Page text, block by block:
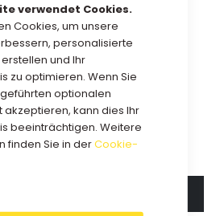
verwendet Cookies.
Cookies, um unsere
personalisierte
und Ihr
zu optimieren. Wenn Sie
optionalen
akzeptieren, kann dies Ihr
beeinträchtigen. Weitere
finden Sie in derCookie-
NEWSLETTER
Mailingliste, um über neue
und Aktionen informiert zu